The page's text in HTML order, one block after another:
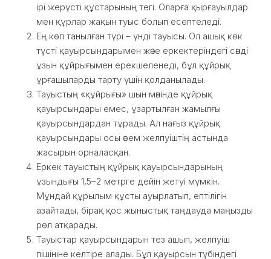
ірі жерүсті құстарының тегі. Оларға қырғауылдар
мен құрлар жақын туыс болып есептеледі.
Ең көп танылған түрі – үнді тауысы. Ол ашық көк
түсті қауырсындарымен және еркектеріндегі сәнді
ұзын құйрығымен ерекшеленеді, бұл құйрық
ұрғашыларды тарту үшін қолданылады.
Тауыстың «құйрығы» шын мәнінде құйрық
қауырсындары емес, ұзартылған жамылғы
қауырсындардан тұрады. Ал нағыз құйрық
қауырсындары осы әсем желпуіштің астында
жасырын орналасқан.
Еркек тауыстың құйрық қауырсындарының
ұзындығы 1,5–2 метрге дейін жетуі мүмкін.
Мұндай құрылым құсты ауырлатып, ептілігін
азайтады, бірақ қос жыныстық таңдауда маңызды
рөл атқарады.
Тауыстар қауырсындарын тез ашып, желпуіш
пішініне келтіре алады. Бұл қауырсын түбіндегі